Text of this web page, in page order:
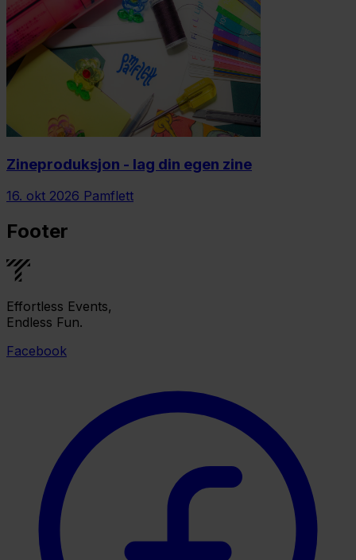
Zineproduksjon - lag din egen zine
16. okt 2026 Pamflett
Footer
Effortless Events,
Endless Fun.
Facebook